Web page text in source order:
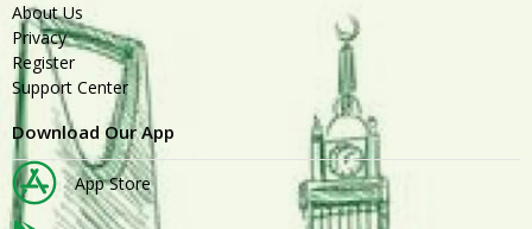
About Us
Privacy
Register
Support Center
Download Our App
App Store